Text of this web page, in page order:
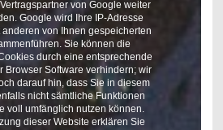
von Google weiter
Google wird Ihre IP-Adresse
von Ihnen gespeicherten
Sie können die
durch eine entsprechende
Browser Software verhindern; wir
darauf hin, dass Sie in diesem
nicht sämtliche Funktionen
voll umfänglich nutzen können.
dieser Website erklären Sie